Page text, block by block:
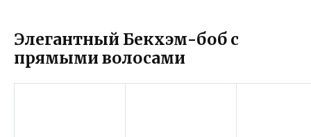
Элегантный Бекхэм-боб с
прямыми волосами